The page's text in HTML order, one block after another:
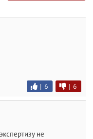
| 6 | 6
не